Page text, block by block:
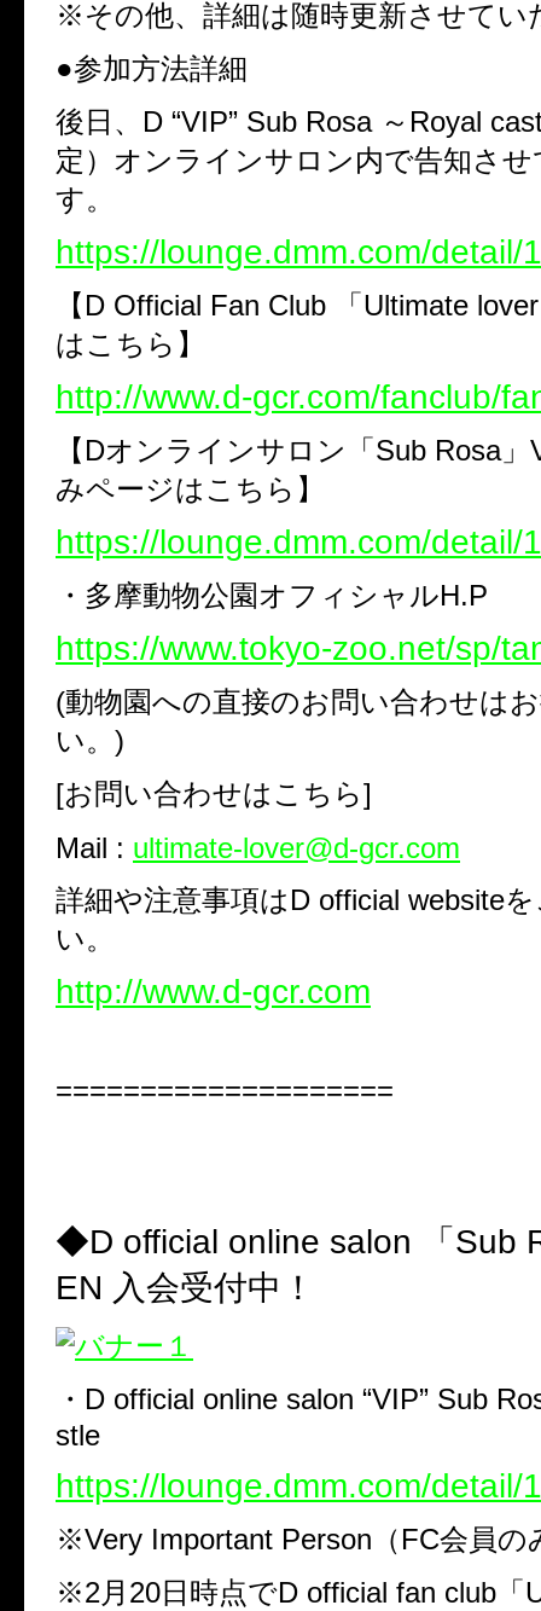
※その他、詳細は随時更新させてい
●参加方法詳細
後日、D “VIP” Sub Rosa ～Royal
定）オンラインサロン内で告知さ
す。
https://lounge.dmm.com/detail/
【D Official Fan Club 「Ultimate
はこちら】
http://www.d-gcr.com/fanclub/
【Dオンラインサロン「Sub Rosa
みページはこちら】
https://lounge.dmm.com/detail/
・多摩動物公園オフィシャルH.P
https://www.tokyo-zoo.net/sp/
(動物園への直接のお問い合わせは
い。)
[お問い合わせはこちら]
Mail : ultimate-lover@d-gcr.com
詳細や注意事項はD official website
い。
http://www.d-gcr.com
====================
◆D official online salon 「Sub
EN 入会受付中！
・D official online salon “VIP” Sub
stle
https://lounge.dmm.com/detail/
※Very Important Person（FC会員の
※2月20日時点でD official fan club「